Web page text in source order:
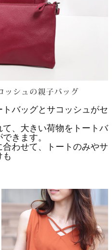
バッグとサコッシュがセ
、大きい荷物をトートバ
きます。
わせて、トートのみやサ